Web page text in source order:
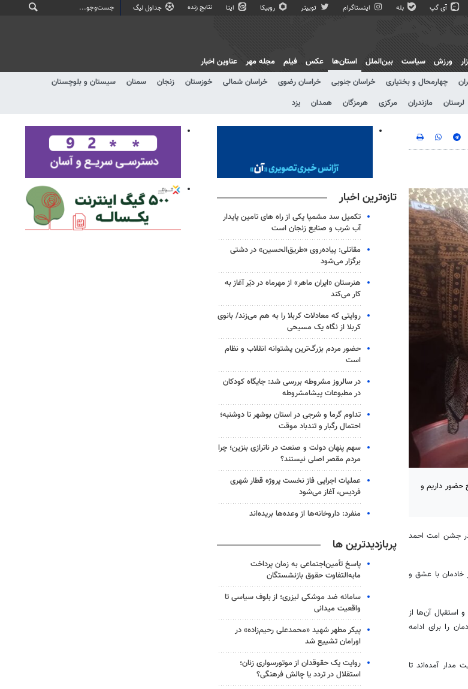
آی گپ بله اینستاگرام توییتر روبیکا ایتا نتایج زنده جداول لیگ
ورزش سیاست بین‌الملل
استان‌ها
چهارمحال و بختیاری خراسان جنوبی خراسان رضوی خراسان شمالی خوزستان زنجان سمنان
سیستان و بلوچستان
لرستان مازندران مرکزی هرمزگان همدان یزد
عکس فیلم مجله مهر عناوین اخبار
امت احمد سنندج حضور داریم و
جشن امت احمد
سنتی برساق برای پنج هزار نفر پخته و میان زائران توزیع شد و ۹ نفر از خادمان با عشق و
آن‌ها از
را برای ادامه
آمده‌اند تا
تازه‌ترین اخبار
تکمیل سد مشمپا یکی از راه های تامین پایدار
آب شرب و صنایع زنجان است
مقاتلی: پیاده‌روی «طریق‌الحسین» در دشتی
برگزار می‌شود
هنرستان «ایران ماهر» از مهرماه در دیّر آغاز به
کار می‌کند
روایتی که معادلات کربلا را به هم می‌زند/ بانوی
کربلا از نگاه یک مسیحی
حضور مردم بزرگ‌ترین پشتوانه انقلاب و نظام
است
در سالروز مشروطه بررسی شد: جایگاه کودکان
در مطبوعات پیشامشروطه
تداوم گرما و شرجی در استان بوشهر تا دوشنبه؛
احتمال رگبار و تندباد موقت
سهم پنهان دولت و صنعت در ناترازی بنزین؛ چرا
مردم مقصر اصلی نیستند؟
عملیات اجرایی فاز نخست پروژه قطار شهری
فردیس، آغاز می‌شود
منفرد: داروخانه‌ها از وعده‌ها بریده‌اند
پربازدیدترین ها
پاسخ تأمین‌اجتماعی به زمان پرداخت
مابه‌التفاوت حقوق بازنشستگان
سامانه ضد موشکی لیزری؛ از بلوف سیاسی تا
واقعیت میدانی
پیکر مطهر شهید «محمدعلی رحیم‌زاده» در
اورامان تشییع شد
روایت یک حقوقدان از موتورسواری زنان؛
استقلال در تردد یا چالش فرهنگی؟